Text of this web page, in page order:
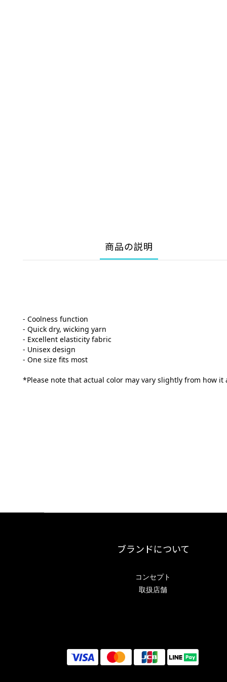
商品の説明
- Coolness function
- Quick dry, wicking yarn
- Excellent elasticity fabric
- Unisex design
- One size fits most
*Please note that actual color may vary slightly from how
ブランドについて
コンセプト
取扱店舗